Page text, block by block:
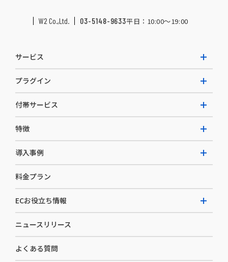
W2 Co.,Ltd. 03-5148-9633平日：10:00〜19:00
サービス
W2 Commerce Repeat
W2 Commerce BtoB
W2 Commerce Asia
プラグイン
AI buddy
付帯サービス
EC運用構築支援・運用支援
カスタマーサクセス
セキュリティ
デザイン制作
コンサルティング
特徴
選ばれる理由
開発体制
導入事例
導入企業一覧
料金プラン
ECお役立ち情報
お役立ち資料
ニュースリリース
よくある質問